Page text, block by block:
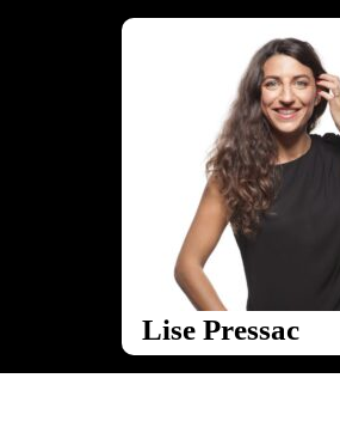
Lise Pressac